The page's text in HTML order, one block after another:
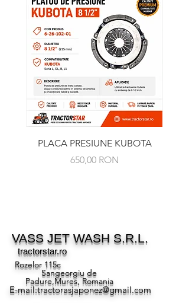
PLACA PRESIUNE KUBOTA
Preț
650,00 RON
VASS JET WASH S.R.L.
tractorstar.ro
Rozelor 115c
Sangeorgiu de
Padure,Mures, Romania
E-mail:tractorasjaponez@gmail.com